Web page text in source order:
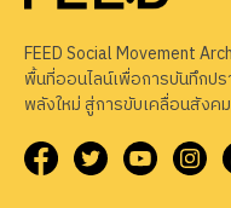
FEED Social Movement
พื้นที่ออนไลน์เพื่อการบันทึกป
พลังใหม่ สู่การขับเคลื่อนสังคม